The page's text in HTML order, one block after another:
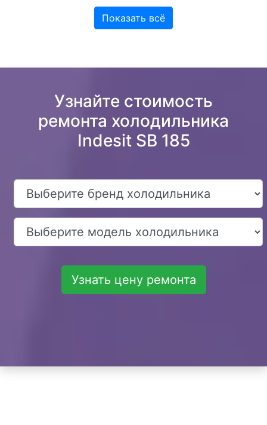
Показать всё
Узнайте стоимость
ремонта холодильника
Indesit SB 185
Узнать цену ремонта